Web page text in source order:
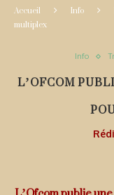
Accueil Info
multiplex
Info
L’OFCOM